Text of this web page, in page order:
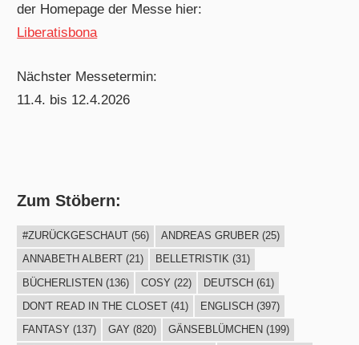
der Homepage der Messe hier:
Liberatisbona
Nächster Messetermin:
11.4. bis 12.4.2026
Zum Stöbern:
#ZURÜCKGESCHAUT(56) ANDREAS GRUBER(25)
ANNABETH ALBERT(21) BELLETRISTIK(31)
BÜCHERLISTEN(136) COSY (22) DEUTSCH(61)
DON'T READ IN THE CLOSET(41) ENGLISCH(397)
FANTASY (137) GAY (820) GÄNSEBLÜMCHEN (199)